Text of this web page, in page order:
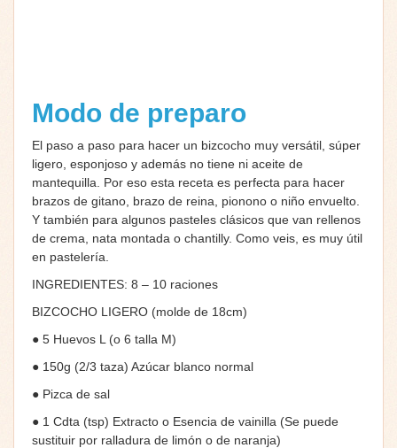
Modo de preparo
El paso a paso para hacer un bizcocho muy versátil, súper
ligero, esponjoso y además no tiene ni aceite de
mantequilla. Por eso esta receta es perfecta para hacer
brazos de gitano, brazo de reina, pionono o niño envuelto.
Y también para algunos pasteles clásicos que van rellenos
de crema, nata montada o chantilly. Como veis, es muy útil
en pastelería.
INGREDIENTES: 8 – 10 raciones
BIZCOCHO LIGERO (molde de 18cm)
● 5 Huevos L (o 6 talla M)
● 150g (2/3 taza) Azúcar blanco normal
● Pizca de sal
● 1 Cdta (tsp) Extracto o Esencia de vainilla (Se puede
sustituir por ralladura de limón o de naranja)